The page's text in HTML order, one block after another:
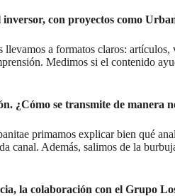
con proyectos como
a formatos claros:
Medimos si el contenido
¿Cómo se transmite de manera
primamos explicar bien qué
canal. Además, salimos de la
la colaboración con el Grupo